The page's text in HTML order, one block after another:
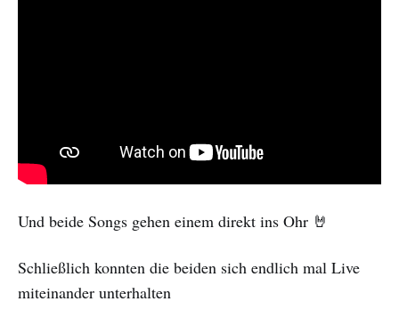
Und beide Songs gehen einem direkt ins Ohr 🤘
Schließlich konnten die beiden sich endlich mal Live
miteinander unterhalten